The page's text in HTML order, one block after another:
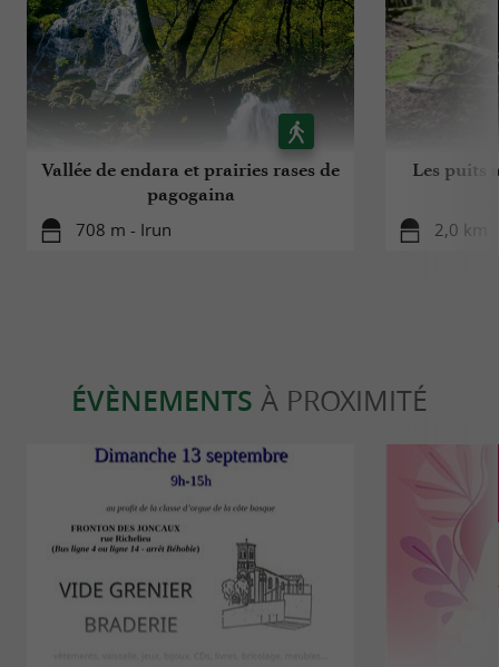
Vallée de endara et prairies rases de
pagogaina
708 m - Irun
Les puits
2,0 km
ÉVÈNEMENTS À PROXIMITÉ